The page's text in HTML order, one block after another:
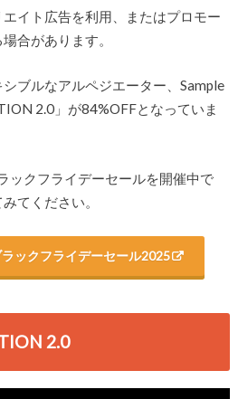
イト広告を利用、またはプロモー
合があります。
ブルなアルペジエーター、Sample
2.0」が84%OFFとなっていま
ックフライデーセールを開催中で
てください。
ックフライデーセール2025
2.0